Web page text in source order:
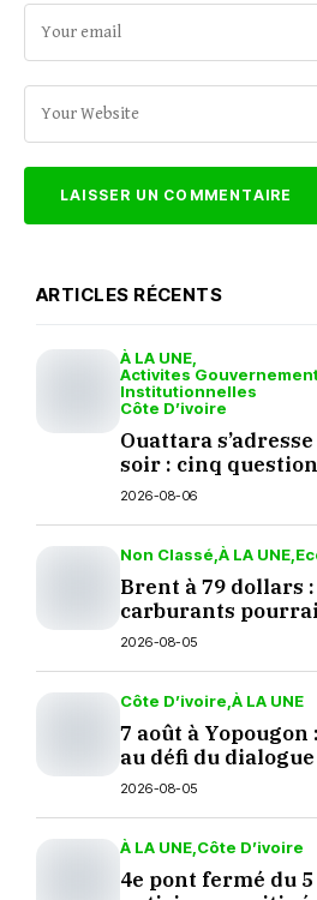
ARTICLES RÉCENTS
À LA UNE
Activites
Institutionnelles
Côte D’ivoire
Ouattara
soir : cinq
2026-08-06
Non Classé À LA UNE
Brent à 79 dollars
carburants
septembre ?
2026-08-05
Côte D’ivoire À LA UNE
7 août à Yopougon
au défi du dialogue
2026-08-05
À LA UNE Côte D’ivoire
4e pont fermé du 5